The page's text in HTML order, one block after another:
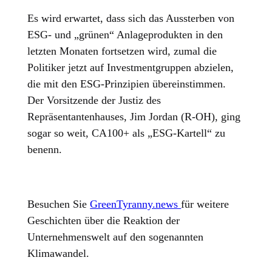
Es wird erwartet, dass sich das Aussterben von
ESG- und „grünen“ Anlageprodukten in den
letzten Monaten fortsetzen wird, zumal die
Politiker jetzt auf Investmentgruppen abzielen,
die mit den ESG-Prinzipien übereinstimmen.
Der Vorsitzende der Justiz des
Repräsentantenhauses, Jim Jordan (R-OH), ging
sogar so weit, CA100+ als „ESG-Kartell“ zu
benenn.
Besuchen SieGreenTyranny.newsfür weitere
Geschichten über die Reaktion der
Unternehmenswelt auf den sogenannten
Klimawandel.